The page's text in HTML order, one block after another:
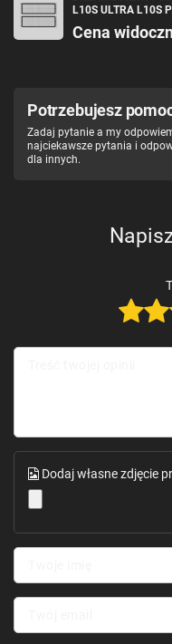
L10S ULTRA L10S
Cena
Potrzebujesz
Zadaj pytanie a my
najciekawsze pytania i
dla innych.
Dodaj własne zdjęcie